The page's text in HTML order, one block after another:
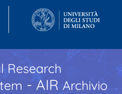
Research
- AIR Archivio